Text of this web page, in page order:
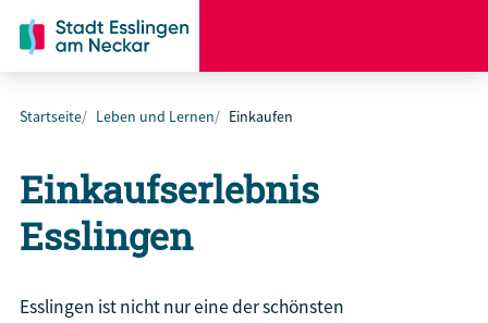
Startseite Leben und Lernen Einkaufen
Einkaufserlebnis
Esslingen
Esslingen ist nicht nur eine der schönsten